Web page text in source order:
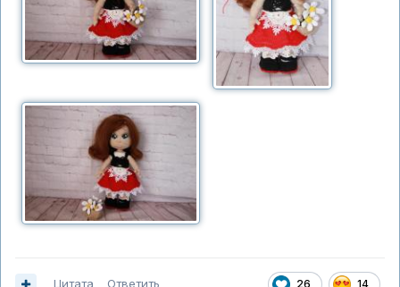
26 14
Цитата Ответить